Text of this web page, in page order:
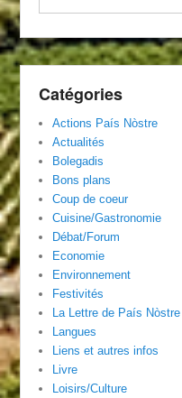
Catégories
Actions País Nòstre
Actualités
Bolegadis
Bons plans
Coup de coeur
Cuisine/Gastronomie
Débat/Forum
Economie
Environnement
Festivités
La Lettre de País Nòstre
Langues
Liens et autres infos
Livre
Loisirs/Culture